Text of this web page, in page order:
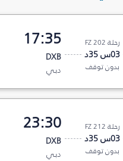
رحلة FZ 202
03س 35د
بدون توقف
17:35
DXB
دبي
رحلة FZ 212
03س 35د
بدون توقف
23:30
DXB
دبي